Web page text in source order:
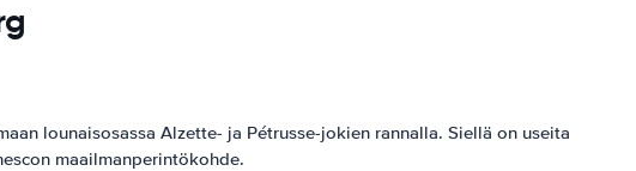
lounaisosassa Alzette- ja Pétrusse-jokien rannalla. Siellä on useita
maailmanperintökohde.